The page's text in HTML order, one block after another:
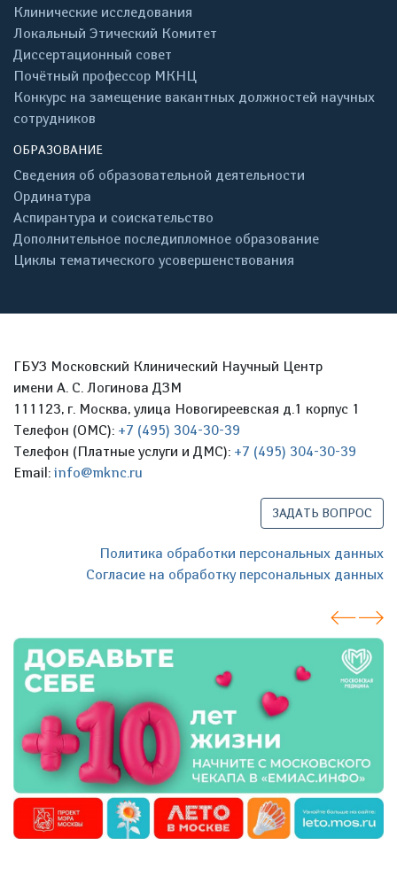
Клинические исследования
Локальный Этический Комитет
Диссертационный совет
Почётный профессор МКНЦ
Конкурс на замещение вакантных должностей научных
сотрудников
ОБРАЗОВАНИЕ
Сведения об образовательной деятельности
Ординатура
Аспирантура и соискательство
Дополнительное последипломное образование
Циклы тематического усовершенствования
ГБУЗ Московский Клинический Научный Центр
имени А. С. Логинова ДЗМ
111123, г. Москва, улица Новогиреевская д.1 корпус 1
Телефон (ОМС): +7 (495) 304-30-39
Телефон (Платные услуги и ДМС): +7 (495) 304-30-39
Email: info@mknc.ru
ЗАДАТЬ ВОПРОС
Политика обработки персональных данных
Согласие на обработку персональных данных